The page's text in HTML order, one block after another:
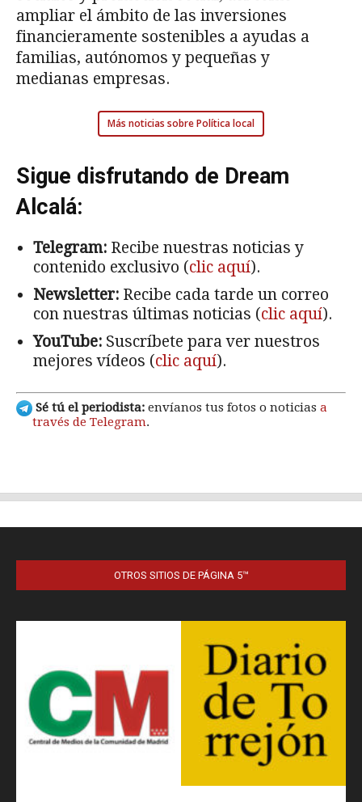
OTROS SITIOS DE PÁGINA 5™